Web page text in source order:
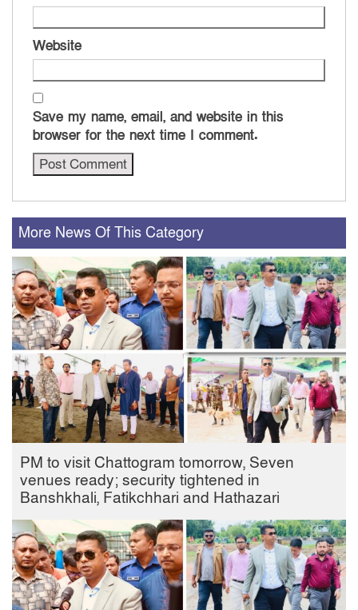
Website
Save my name, email, and website in this
browser for the next time I comment.
More News Of This Category
PM to visit Chattogram tomorrow, Seven
venues ready; security tightened in
Banshkhali, Fatikchhari and Hathazari